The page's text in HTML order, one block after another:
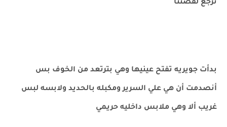
نرجع لقصتنا
بدأت جويريه تفتح عينيها وهي بترتعد من الخوف بس
أنصدمت أن هي علي السرير ومكبله بالحديد ولابسه لبس
غريب ألا وهي ملابس داخليه حريمي